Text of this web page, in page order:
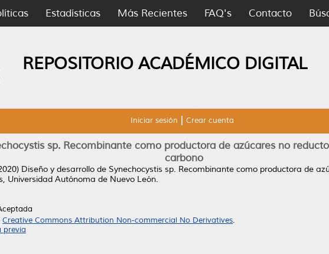
Estadísticas Más Recientes FAQ's Contacto
REPOSITORIO ACADÉMICO DIGITAL
Iniciar sesión Crear cuenta
sp. Recombinante como productora de azúcares no
carbono
Diseño y desarrollo de Synechocystis sp. Recombinante como productora de
Universidad Autónoma de Nuevo León.
Creative Commons Attribution Non-commercial No Derivatives.
previa